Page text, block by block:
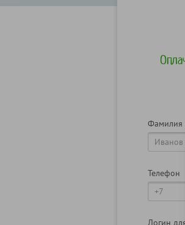
Фамилия
Телефон
Логин